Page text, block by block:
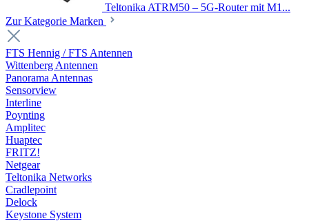
Teltonika ATRM50 – 5G-Router mit M1...
Zur Kategorie Marken
FTS Hennig / FTS Antennen
Wittenberg Antennen
Panorama Antennas
Sensorview
Interline
Poynting
Amplitec
Huaptec
FRITZ!
Netgear
Teltonika Networks
Cradlepoint
Delock
Keystone System